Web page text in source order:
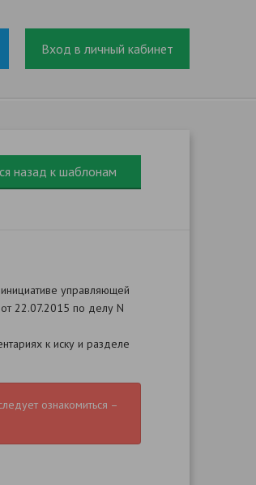
Вход в личный кабинет
назад к шаблонам
управляющей
22.07.2015 по делу N
к иску и разделе
ознакомиться –